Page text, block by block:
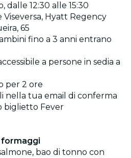
dalle 12:30 alle 15:30
Viseversa, Hyatt Regency
65
fino a 3 anni entrano
a persone in sedia a
per 2 ore
nella tua email di conferma
biglietto Fever
formaggi
bao di tonno con